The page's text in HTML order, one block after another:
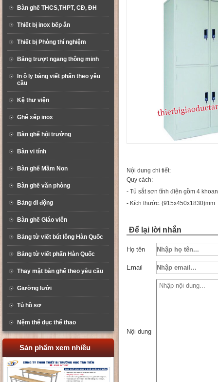
Bàn ghế THCS,THPT, CĐ, ĐH
Thiết bị inox bếp ăn
Thiết bị Phòng thí nghiệm
Bảng trượt ngang thông minh
In ô ly bảng viết phấn theo yêu
cầu
Kệ thư viện
Ghế xếp inox
Bàn ghế hội trường
Bàn vi tính
Bàn ghế Mầm Non
Bàn ghế văn phòng
Bảng di động
Bàn ghế Giáo viên
Bảng từ viết bút lông Hàn Quốc
Bảng từ viết phấn Hàn Quốc
Thay mặt bàn ghế theo yêu cầu
Giường lưới
Tủ hồ sơ
Nệm thể dục thể thao
Sản phẩm xem nhiều
Nội dung chi tiết:
Quy cách:
- Tủ sắt sơn tĩnh điện gồm 4
- Kích thước: (915x450x1830)mm
Để lại lời nhắn
Họ tên
Email
Nội dung